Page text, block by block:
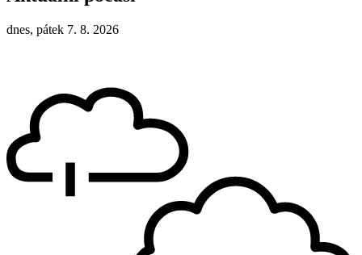
dnes, pátek 7. 8. 2026